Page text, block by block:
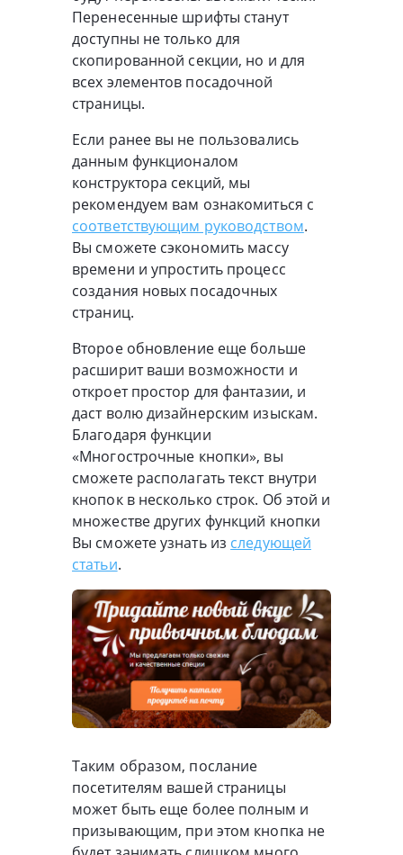
Перенесенные шрифты станут
доступны не только для
скопированной секции, но и для
всех элементов посадочной
страницы.
Если ранее вы не пользовались
данным функционалом
конструктора секций, мы
рекомендуем вам ознакомиться с
соответствующим руководством.
Вы сможете сэкономить массу
времени и упростить процесс
создания новых посадочных
страниц.
Второе обновление еще больше
расширит ваши возможности и
откроет простор для фантазии, и
даст волю дизайнерским изыскам.
Благодаря функции
«Многострочные кнопки», вы
сможете располагать текст внутри
кнопок в несколько строк. Об этой и
множестве других функций кнопки
Вы сможете узнать из следующей
статьи.
Таким образом, послание
посетителям вашей страницы
может быть еще более полным и
призывающим, при этом кнопка не